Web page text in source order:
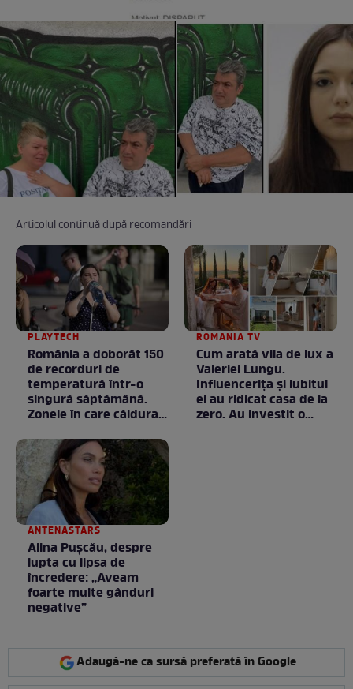
Articolul continuă după recomandări
PLAYTECH
România a doborât 150
de recorduri de
temperatură într-o
singură săptămână.
Zonele în care căldura a
neobișnuite
ROMANIA TV
Cum arată vila de lux a
Valeriei Lungu.
Influencerița și iubitul
ei au ridicat casa de la
zero. Au investit o
ANTENASTARS
Alina Pușcău, despre
lupta cu lipsa de
încredere: „Aveam
foarte multe gânduri
negative”
Adaugă-ne ca sursă preferată în Google